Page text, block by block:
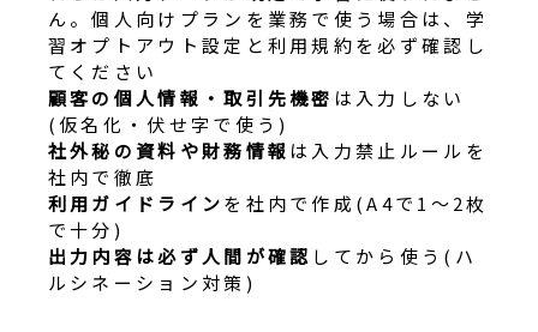
ん。個人向けプランを業務で使う場合は、学
習オプトアウト設定と利用規約を必ず確認し
てください
顧客の個人情報・取引先機密 は入力しない
(仮名化・伏せ字で使う)
社外秘の資料や財務情報 は入力禁止ルールを
社内で徹底
利用ガイドラインを社内で作成(A4で1〜2枚
で十分)
出力内容は必ず人間が確認 してから使う(ハ
ルシネーション対策)